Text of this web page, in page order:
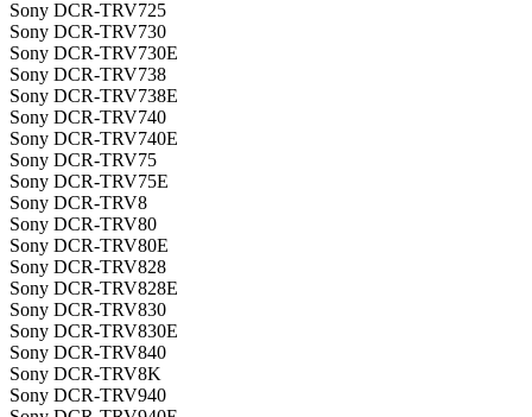
Sony DCR-TRV725
Sony DCR-TRV730
Sony DCR-TRV730E
Sony DCR-TRV738
Sony DCR-TRV738E
Sony DCR-TRV740
Sony DCR-TRV740E
Sony DCR-TRV75
Sony DCR-TRV75E
Sony DCR-TRV8
Sony DCR-TRV80
Sony DCR-TRV80E
Sony DCR-TRV828
Sony DCR-TRV828E
Sony DCR-TRV830
Sony DCR-TRV830E
Sony DCR-TRV840
Sony DCR-TRV8K
Sony DCR-TRV940